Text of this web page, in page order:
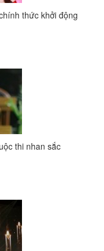
thức khởi động
thi nhan sắc